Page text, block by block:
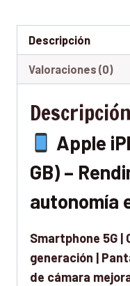
Descripción
Valoraciones (0)
Descripción
Apple
GB) –
autonomía
Smartphone 5G |
generación |
de cámara